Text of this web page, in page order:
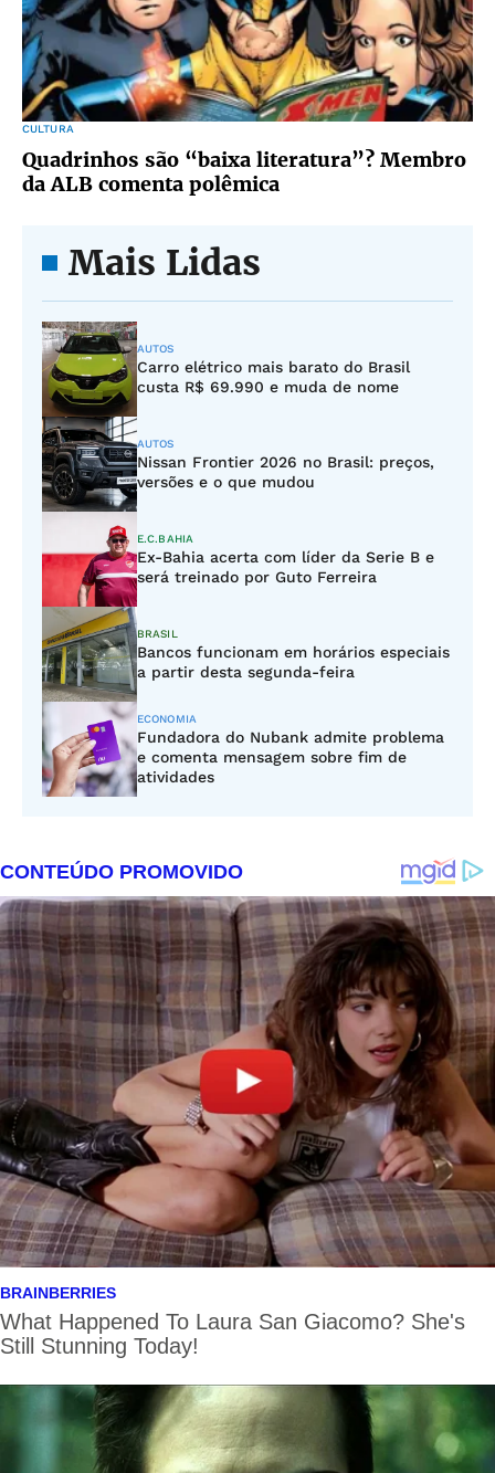
CULTURA
Quadrinhos são “baixa literatura”? Membro
da ALB comenta polêmica
Mais Lidas
AUTOS
Carro elétrico mais barato do Brasil
custa R$ 69.990 e muda de nome
AUTOS
Nissan Frontier 2026 no Brasil: preços,
versões e o que mudou
E.C.BAHIA
Ex-Bahia acerta com líder da Serie B e
será treinado por Guto Ferreira
BRASIL
Bancos funcionam em horários especiais
a partir desta segunda-feira
ECONOMIA
Fundadora do Nubank admite problema
e comenta mensagem sobre fim de
atividades